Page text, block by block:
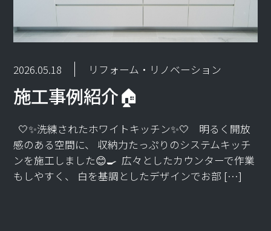
2026.05.18 リフォーム・リノベーション
施工事例紹介🏠
🤍✨洗練されたホワイトキッチン✨🤍 ⁡ 明るく開放
感のある空間に、 収納力たっぷりのシステムキッチ
ンを施工しました😊🍳 ⁡ 広々としたカウンターで作業
もしやすく、 白を基調としたデザインでお部 […]